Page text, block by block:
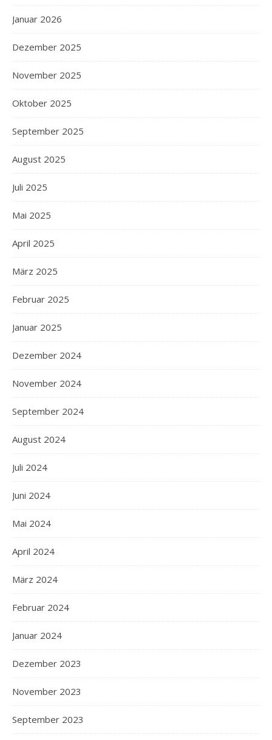
Januar 2026
Dezember 2025
November 2025
Oktober 2025
September 2025
August 2025
Juli 2025
Mai 2025
April 2025
März 2025
Februar 2025
Januar 2025
Dezember 2024
November 2024
September 2024
August 2024
Juli 2024
Juni 2024
Mai 2024
April 2024
März 2024
Februar 2024
Januar 2024
Dezember 2023
November 2023
September 2023